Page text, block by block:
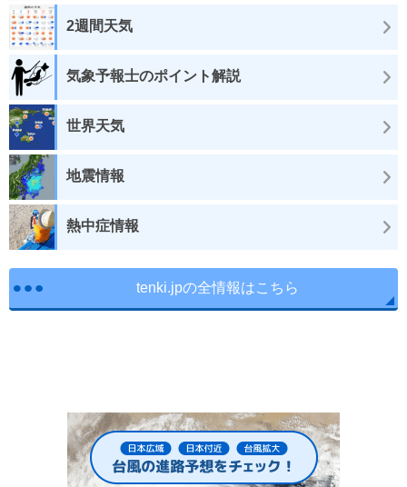
2週間天気
気象予報士のポイント解説
世界天気
地震情報
熱中症情報
tenki.jpの全情報はこちら